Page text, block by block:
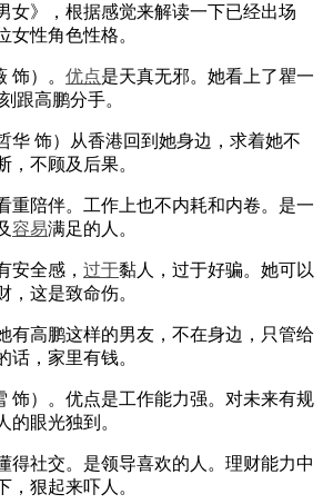
》，根据感觉来解读一下已经出场
女性角色性格。
）。 优点是天真无邪。她看上了瞿一
跟高鹏分手。
饰）从香港回到她身边，求着她不
，不顾及后果。
陪伴。工作上也不内耗和内卷。是一
容易满足的人。
安全感， 过于黏人，过于好骗。她可以
，这是致命伤。
高鹏这样的男友，不在身边，只管给
话，家里有钱。
）。优点是工作能力强。对未来有规
的眼光独到。
社交。是领导喜欢的人。理财能力中
，狠起来吓人。